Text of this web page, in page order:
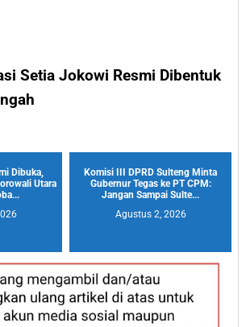
Setia Jokowi Resmi Dibentuk
Dibuka,
Utara
Komisi III DPRD Sulteng Minta
Gubernur Tegas ke PT CPM:
Jangan Sampai Sulte...
Agustus 2, 2026